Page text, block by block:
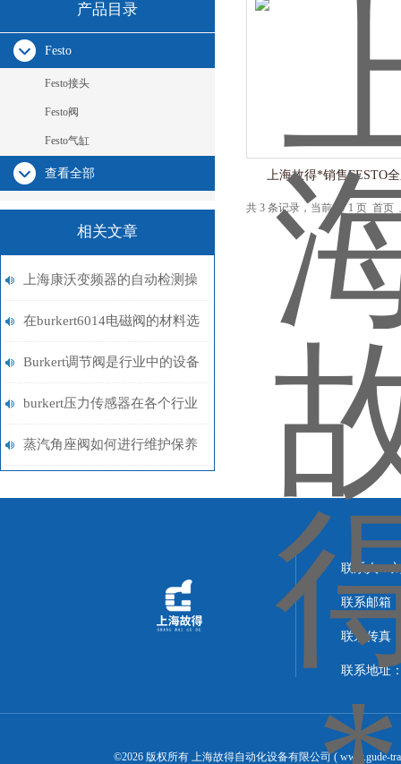
产品目录
Festo
Festo接头
Festo阀
Festo气缸
查看全部
相关文章
上海康沃变频器的自动检测操
作过程
在burkert6014电磁阀的材料选
择方面要考虑到这些！
Burkert调节阀是行业中的设备
burkert压力传感器在各个行业
中的应用
蒸汽角座阀如何进行维护保养
上海故得*销售FESTO
共 3 条记录，当前 1 / 1 页 首
联系人：
联系邮箱
联系传真
联系地址
©2026 版权所有 上海故得自动化设备有限公司 ( www.gude-